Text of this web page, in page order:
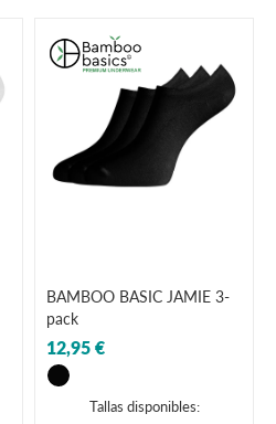
BAMBOO BASIC JAMIE 3-
pack
12,95 €
Tallas disponibles: